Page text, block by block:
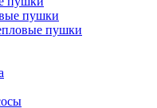
пушки
пушки